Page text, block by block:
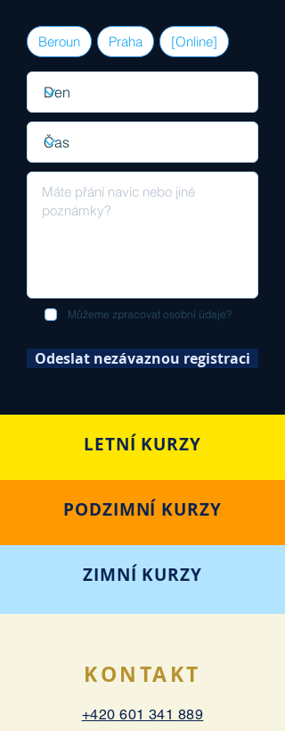
Beroun Praha [Online]
Můžeme zpracovat osobní údaje?
Odeslat nezávaznou registraci
LETNÍ KURZY
PODZIMNÍ KURZY
ZIMNÍ KURZY
KONTAKT
+420 601 341 889